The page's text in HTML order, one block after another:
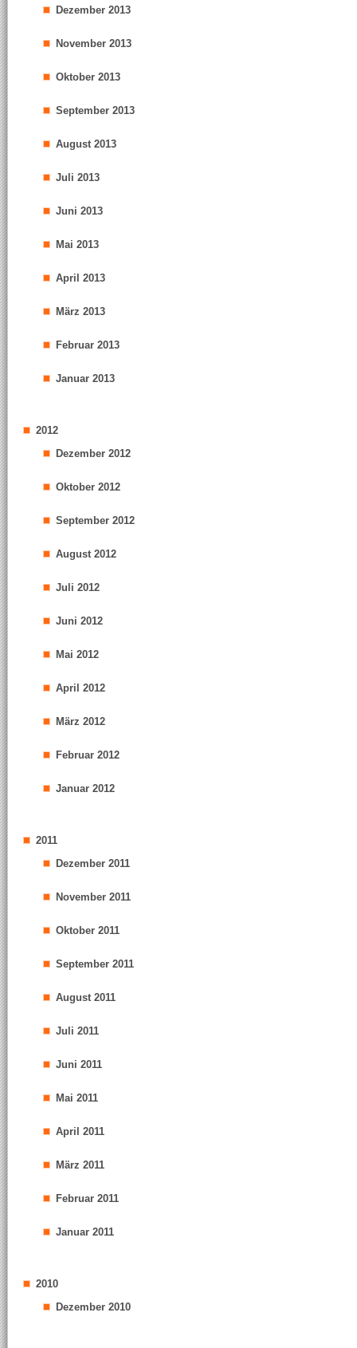
Dezember 2013
November 2013
Oktober 2013
September 2013
August 2013
Juli 2013
Juni 2013
Mai 2013
April 2013
März 2013
Februar 2013
Januar 2013
2012
Dezember 2012
Oktober 2012
September 2012
August 2012
Juli 2012
Juni 2012
Mai 2012
April 2012
März 2012
Februar 2012
Januar 2012
2011
Dezember 2011
November 2011
Oktober 2011
September 2011
August 2011
Juli 2011
Juni 2011
Mai 2011
April 2011
März 2011
Februar 2011
Januar 2011
2010
Dezember 2010